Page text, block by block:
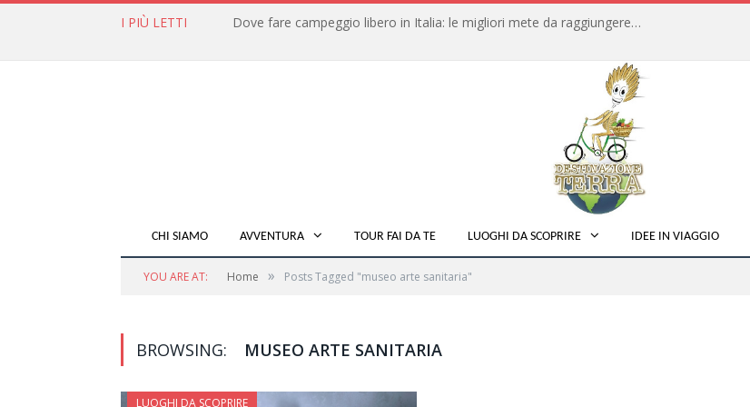
I PIÙ LETTI Dove fare campeggio libero in Italia: le migliori mete da raggiungere in traghetto
CHI SIAMO AVVENTURA TOUR FAI DA TE LUOGHI DA SCOPRIRE IDEE IN VIAGGIO
YOU ARE AT: Home » Posts Tagged "museo arte sanitaria"
BROWSING: MUSEO ARTE SANITARIA
LUOGHI DA SCOPRIRE